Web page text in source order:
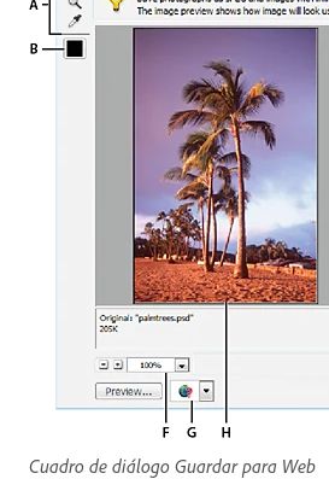
Cuadro de diálogo Guardar para Web